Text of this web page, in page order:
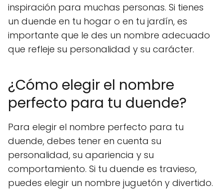
inspiración para muchas personas. Si tienes
un duende en tu hogar o en tu jardín, es
importante que le des un nombre adecuado
que refleje su personalidad y su carácter.
¿Cómo elegir el nombre
perfecto para tu duende?
Para elegir el nombre perfecto para tu
duende, debes tener en cuenta su
personalidad, su apariencia y su
comportamiento. Si tu duende es travieso,
puedes elegir un nombre juguetón y divertido.